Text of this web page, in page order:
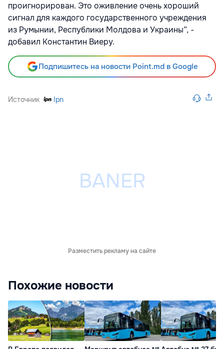
проигнорирован. Это оживление очень хороший
сигнал для каждого государственного учреждения
из Румынии, Республики Молдова и Украины”, -
добавил Константин Виеру.
Подпишитесь на новости Point.md в Google
Источник Ipn
Разместить рекламу на сайте
Похожие новости